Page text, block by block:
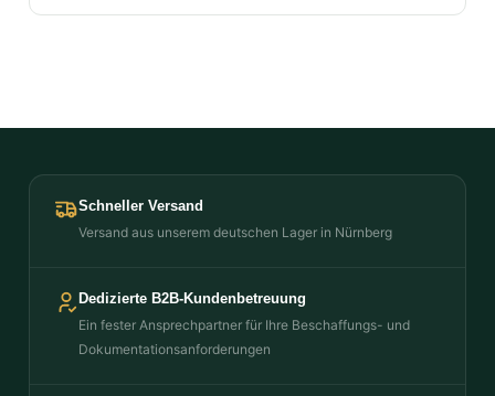
Schneller Versand
Versand aus unserem deutschen Lager in Nürnberg
Dedizierte B2B-Kundenbetreuung
Ein fester Ansprechpartner für Ihre Beschaffungs- und
Dokumentationsanforderungen